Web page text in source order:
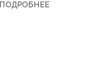
ПОДРОБНЕЕ